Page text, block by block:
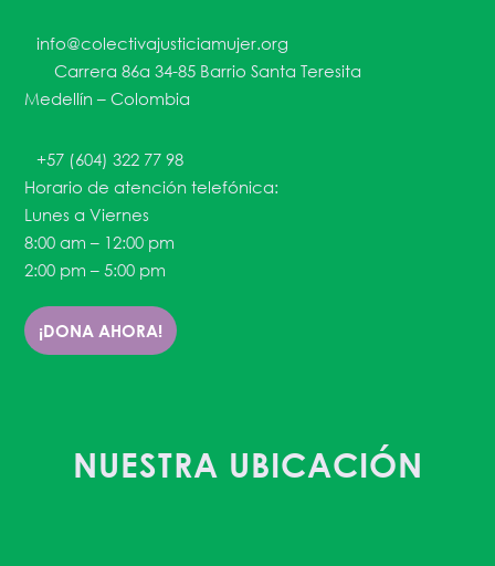
info@colectivajusticiamujer.org
Carrera 86a 34-85 Barrio Santa Teresita
Medellín – Colombia
+57 (604) 322 77 98
Horario de atención telefónica:
Lunes a Viernes
8:00 am – 12:00 pm
2:00 pm – 5:00 pm
¡DONA AHORA!
NUESTRA UBICACIÓN